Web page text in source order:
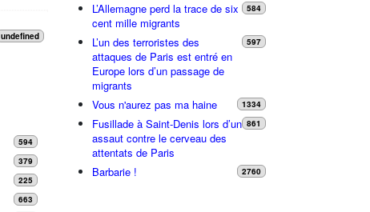
undefined
594
379
225
663
L’Allemagne perd la trace de six
cent mille migrants
584
L’un des terroristes des
attaques de Paris est entré en
Europe lors d’un passage de
migrants
597
Vous n'aurez pas ma haine 1334
Fusillade à Saint-Denis lors d’un
assaut contre le cerveau des
attentats de Paris
861
Barbarie ! 2760